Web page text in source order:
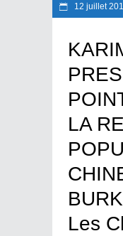
12 juillet
LA
Les